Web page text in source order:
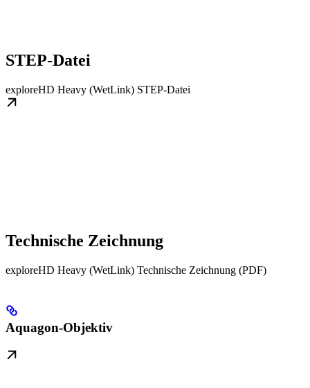
STEP-Datei
exploreHD Heavy (WetLink) STEP-Datei
Technische Zeichnung
exploreHD Heavy (WetLink) Technische Zeichnung (PDF)
Aquagon-Objektiv